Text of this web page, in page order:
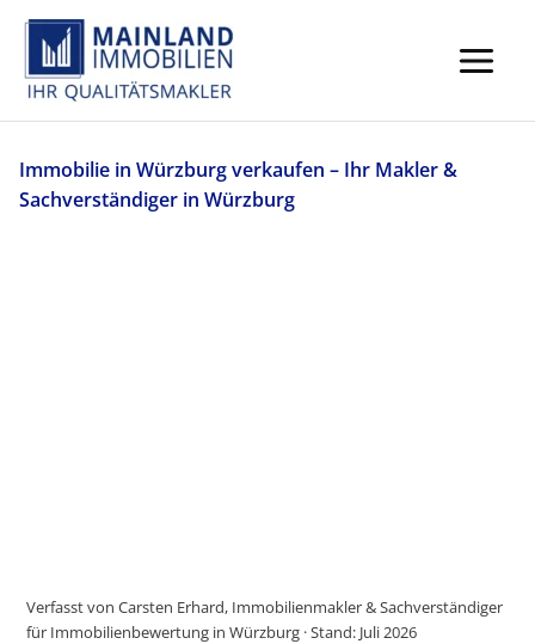
Zum
Inhalt
springen
Immobilie in Würzburg verkaufen – Ihr Makler &
Sachverständiger in Würzburg
Verfasst von Carsten Erhard, Immobilienmakler & Sachverständiger
für Immobilienbewertung in Würzburg · Stand: Juli 2026